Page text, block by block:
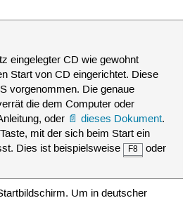
eingelegter CD wie gewohnt
Start von CD eingerichtet. Diese
vorgenommen. Die genaue
die dem Computer oder
oder
dieses Dokument.
mit der sich beim Start ein
Dies ist beispielsweise
F8 oder
Um in deutscher